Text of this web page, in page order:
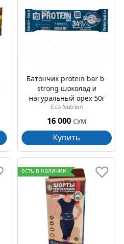
Батончик protein bar b-
strong шоколад и
натуральный орех 50г
Eco Nutrion
16 000 СУМ
Купить
есть в наличии